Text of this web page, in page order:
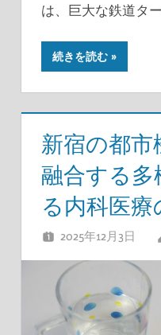
は、巨大な鉄道タ
続きを読む
新宿の都市
融合する多
る内科医療
2025年12月3日